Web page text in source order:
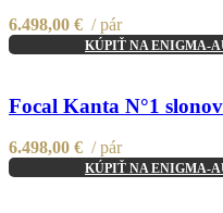
6.498,00 € pár
KÚPIŤ NA ENIGMA-
Quick view
Focal Kanta N°1
6.498,00 € pár
KÚPIŤ NA ENIGMA-